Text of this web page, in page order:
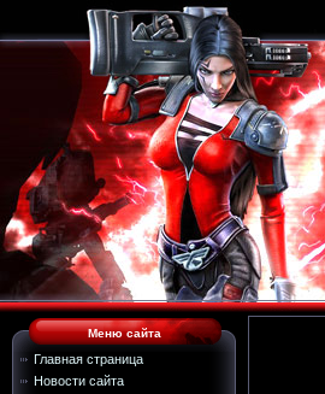
Меню сайта
Главная страница
Новости сайта